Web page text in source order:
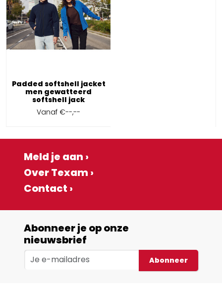
Padded softshell jacket
men gewatteerd
softshell jack
Vanaf€--,--
Meld je aan ›
Over Texam ›
Contact ›
Abonneer je op onze
nieuwsbrief
Abonneer